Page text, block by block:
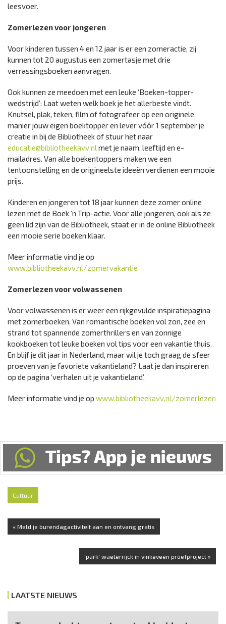
leesvoer.
Zomerlezen voor jongeren
Voor kinderen tussen 4 en 12 jaar is er een zomeractie, zij
kunnen tot 20 augustus een zomertasje met drie
verrassingsboeken aanvragen.
Ook kunnen ze meedoen met een leuke ‘Boeken-topper-
wedstrijd’: Laat weten welk boek je het allerbeste vindt.
Knutsel, plak, teken, film of fotografeer op een originele
manier jouw eigen boektopper en lever vóór 1 september je
creatie in bij de Bibliotheek of stuur het naar
educatie@bibliotheekavv.nlmet je naam, leeftijd en e-
mailadres. Van alle boekentoppers maken we een
tentoonstelling en de origineelste ideeën verdienen een mooie
prijs.
Kinderen en jongeren tot 18 jaar kunnen deze zomer online
lezen met de Boek ’n Trip-actie. Voor alle jongeren, ook als ze
geen lid zijn van de Bibliotheek, staat er in de online Bibliotheek
een mooie serie boeken klaar.
Meer informatie vind je op
www.bibliotheekavv.nl/zomervakantie
Zomerlezen voor volwassenen
Voor volwassenen is er weer een rijkgevulde inspiratiepagina
met zomerboeken. Van romantische boeken vol zon, zee en
strand tot spannende zomerthrillers en van zonnige
kookboeken tot leuke boeken vol tips voor een vakantie thuis.
En blijf je dit jaar in Nederland, maar wil je toch graag de sfeer
proeven van je favoriete vakantieland? Laat je dan inspireren
op de pagina ‘verhalen uit je vakantieland’.
Meer informatie vind je op www.bibliotheekavv.nl/zomerlezen
Cultuur
« Meld je burendagactiviteit aan en ontvang gratis
'park' waeterrijck in vinkeveen proefproject »
LAATSTE NIEUWS